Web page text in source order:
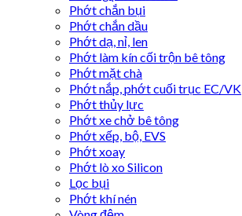
Phớt chắn bụi
Phớt chắn dầu
Phớt dạ, nỉ, len
Phớt làm kín cối trộn bê tông
Phớt mặt chà
Phớt nắp, phớt cuối trục EC/VK
Phớt thủy lực
Phớt xe chở bê tông
Phớt xếp, bộ, EVS
Phớt xoay
Phớt lò xo Silicon
Lọc bụi
Phớt khí nén